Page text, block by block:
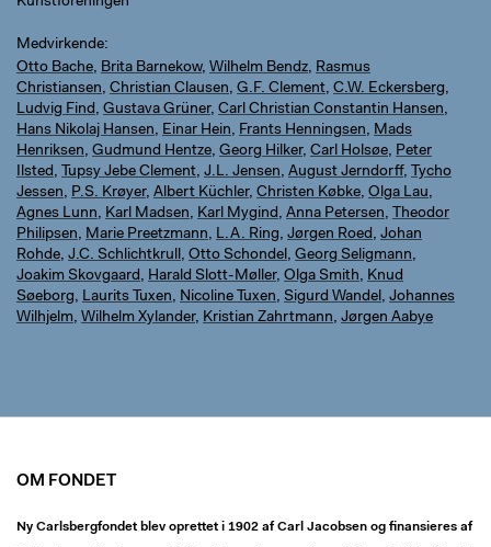
Medvirkende
Otto Bache, Brita Barnekow, Wilhelm Bendz, Rasmus
Christiansen, Christian Clausen, G.F. Clement, C.W. Eckersberg,
Ludvig Find, Gustava Grüner, Carl Christian Constantin Hansen,
Hans Nikolaj Hansen, Einar Hein, Frants Henningsen, Mads
Henriksen, Gudmund Hentze, Georg Hilker, Carl Holsøe, Peter
Ilsted, Tupsy Jebe Clement, J.L. Jensen, August Jerndorff, Tycho
Jessen, P.S. Krøyer, Albert Küchler, Christen Købke, Olga Lau,
Agnes Lunn, Karl Madsen, Karl Mygind, Anna Petersen, Theodor
Philipsen, Marie Preetzmann, L.A. Ring, Jørgen Roed, Johan
Rohde, J.C. Schlichtkrull, Otto Schondel, Georg Seligmann,
Joakim Skovgaard, Harald Slott-Møller, Olga Smith, Knud
Søeborg, Laurits Tuxen, Nicoline Tuxen, Sigurd Wandel, Johannes
Wilhjelm, Wilhelm Xylander, Kristian Zahrtmann, Jørgen Aabye
OM FONDET
Ny Carlsbergfondet blev oprettet i 1902 af Carl Jacobsen og finansieres af